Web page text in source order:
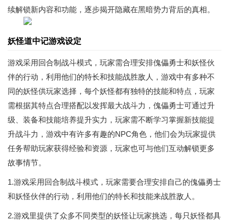
续解锁新内容和功能，逐步揭开隐藏在黑暗势力背后的真相。
妖怪道中记游戏设定
游戏采用回合制战斗模式，玩家需合理安排傀儡勇士和妖怪伙
伴的行动，利用他们的特长和技能战胜敌人，游戏中有多种不
同的妖怪供玩家选择，每个妖怪都有独特的技能和特点，玩家
需根据其特点合理搭配以发挥最大战斗力，傀儡勇士可通过升
级、装备和技能培养提升实力，玩家需不断学习掌握新技能提
升战斗力，游戏中有许多有趣的NPC角色，他们会为玩家提供
任务帮助玩家获得经验和资源，玩家也可与他们互动解锁更多
故事情节。
1.游戏采用回合制战斗模式，玩家需要合理安排自己的傀儡勇士
和妖怪伙伴的行动，利用他们的特长和技能来战胜敌人。
2.游戏里提供了众多不同类型的妖怪让玩家挑选，每只妖怪都具